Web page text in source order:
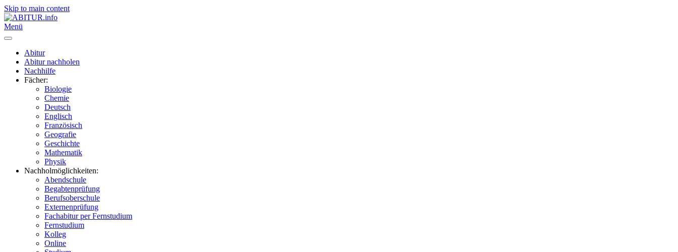
Skip to main content
Menü
Abitur
Abitur nachholen
Nachhilfe
Fächer:
Biologie
Chemie
Deutsch
Englisch
Französisch
Geografie
Geschichte
Mathematik
Physik
Nachholmöglichkeiten:
Abendschule
Begabtenprüfung
Berufsoberschule
Externenprüfung
Fachabitur per Fernstudium
Fernstudium
Kolleg
Online